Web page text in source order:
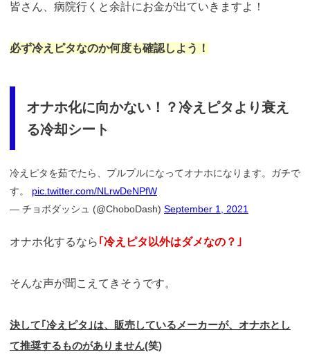
皆さん、病院行くと余計にお金が出ていきますよ！
必ず冷えピタなのか何度も確認しよう！
オナホ化に向かない！？冷えピタより衰え
る冷却シート
冷えピタを茹でたら、プルプルになってオナホになります。ガチで
す。 pic.twitter.com/NLrwDeNPfW
— チョボダッシュ (@ChoboDash) September 1, 2021
オナホ化するなら ｢冷えピタ以外はダメなの？｣
そんな声が聞こえてきそうです。
決して｢冷えピタ｣は、販売しているメーカーが、オナホとし
て推奨するものがありません(笑)